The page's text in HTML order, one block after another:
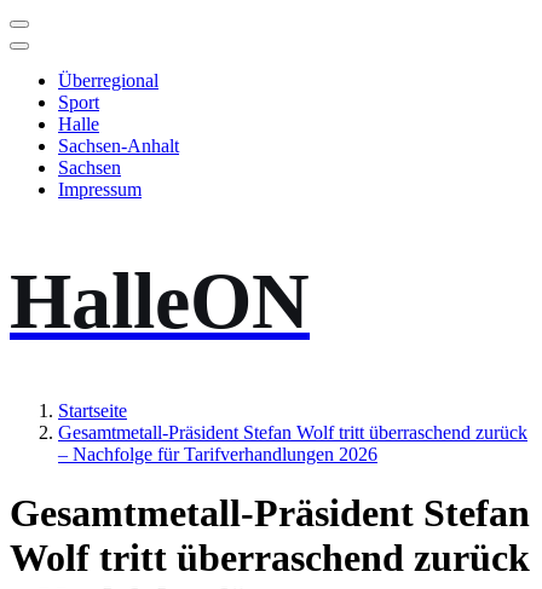
Überregional
Sport
Halle
Sachsen-Anhalt
Sachsen
Impressum
HalleON
Startseite
Gesamtmetall-Präsident Stefan Wolf tritt überraschend zurück
– Nachfolge für Tarifverhandlungen 2026
Gesamtmetall-Präsident Stefan
Wolf tritt überraschend zurück